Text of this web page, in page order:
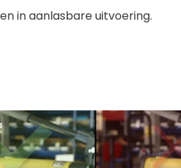
in aanlasbare uitvoering.